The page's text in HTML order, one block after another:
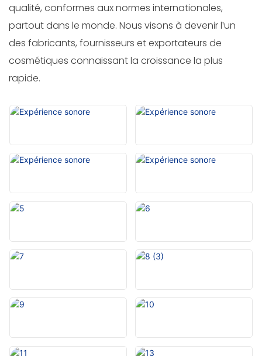
qualité, conformes aux normes internationales,
partout dans le monde. Nous visons à devenir l'un
des fabricants, fournisseurs et exportateurs de
cosmétiques connaissant la croissance la plus
rapide.